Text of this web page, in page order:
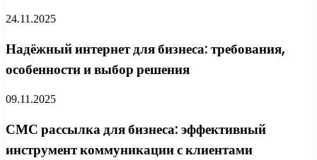
24.11.2025
Надёжный интернет для бизнеса: требования,
особенности и выбор решения
09.11.2025
СМС рассылка для бизнеса: эффективный
инструмент коммуникации с клиентами